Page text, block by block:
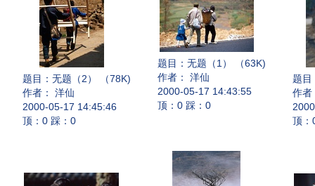
题目： 无题（2） （78K)
作者： 洋仙
2000-05-17 14:45:46
顶：0 踩：0
题目： 无题（1） （63K)
作者： 洋仙
2000-05-17 14:43:55
顶：0 踩：0
题目
作者
顶：